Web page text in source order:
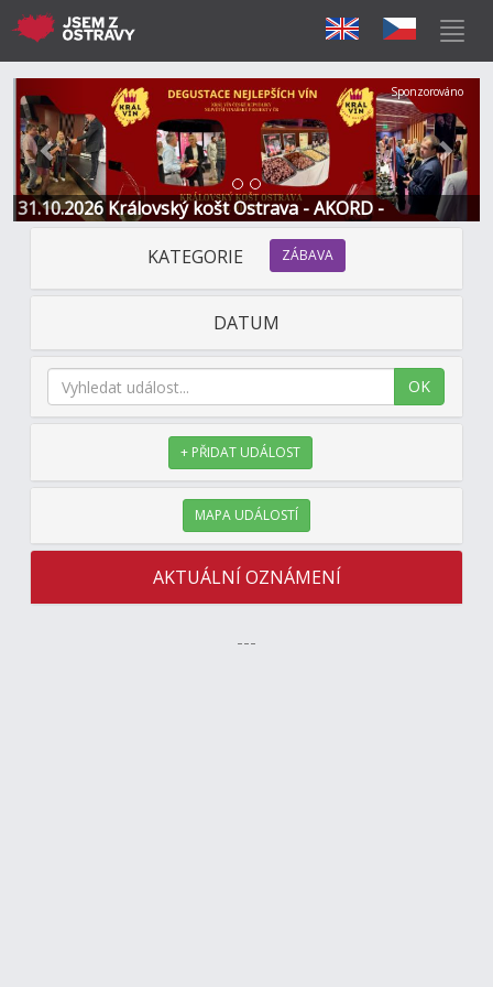
31.10.2026 Královský košt Ostrava - AKORD -
Restaurace a Hotel
Předchozí Další
Sponzorováno
KATEGORIE ZÁBAVA
DATUM
OK
+ PŘIDAT UDÁLOST
MAPA UDÁLOSTÍ
AKTUÁLNÍ OZNÁMENÍ
---